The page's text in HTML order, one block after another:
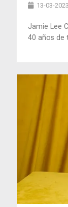
13-03-
Jamie Lee
40 años de